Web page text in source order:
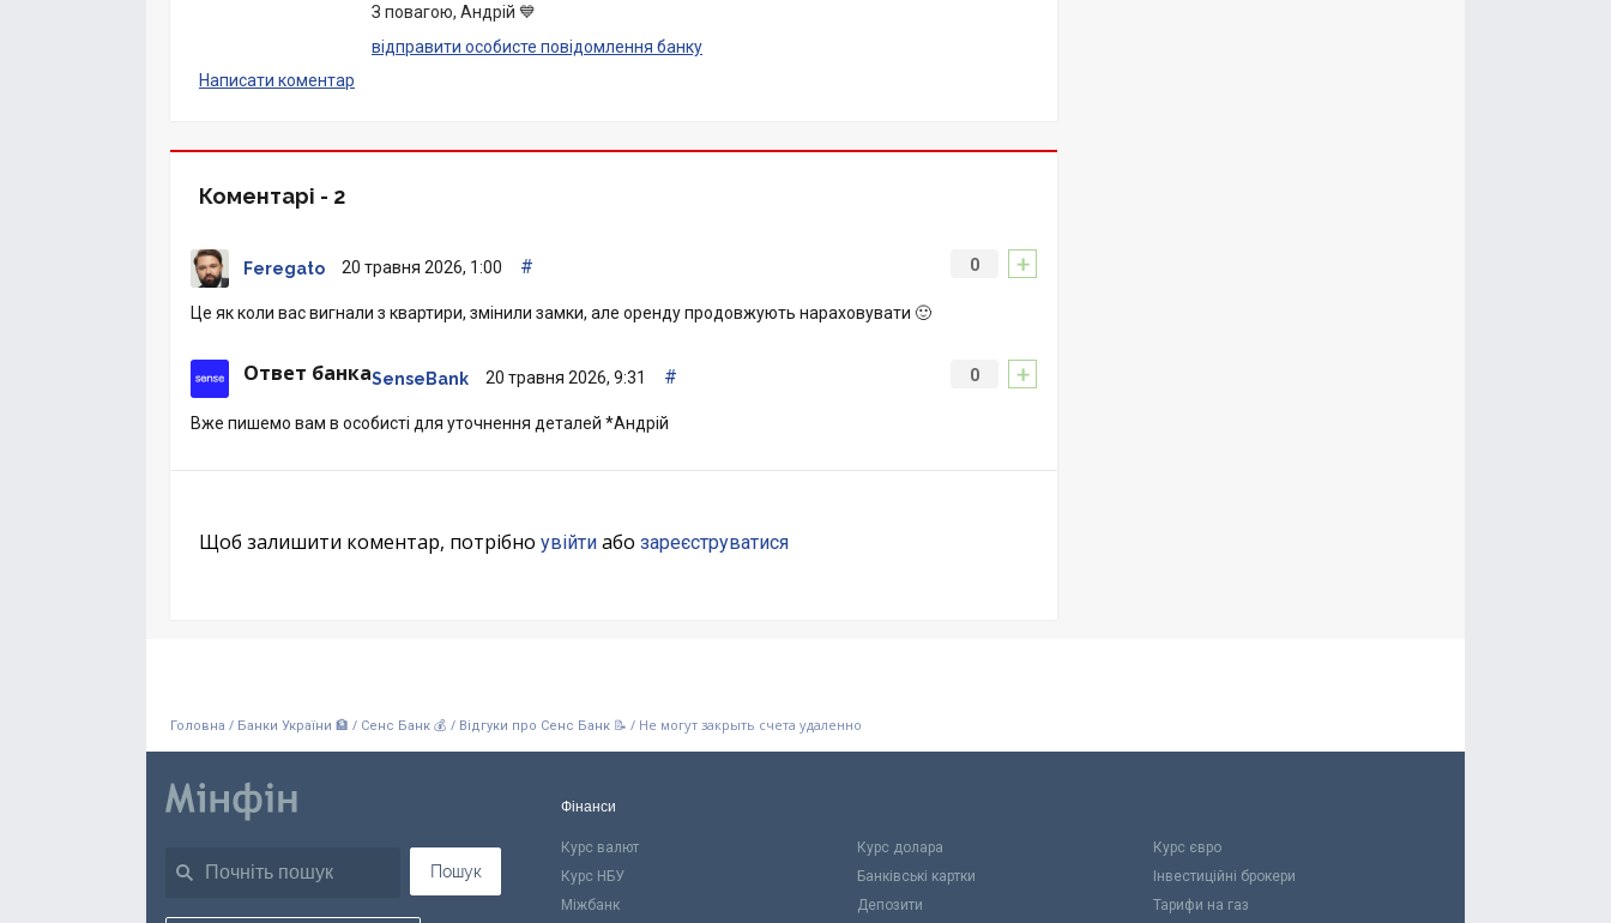
З повагою, Андрій 💙
відправити особисте повідомлення банку
Написати коментар
Коментарі - 2
+
0
Feregato 20 травня 2026, 1:00 #
Це як коли вас вигнали з квартири, змінили замки, але оренду продовжують нараховувати 🙂
+
0
Ответ банкаSenseBank 20 травня 2026, 9:31 #
Вже пишемо вам в особисті для уточнення деталей *Андрій
Щоб залишити коментар, потрібно увійти або зареєструватися
Головна / Банки України 🏦 / Сенс Банк 💰 / Відгуки про Сенс Банк 📝 / Не могут закрыть счета удаленно
Пошук
Фінанси
Курс валют Курс долара
Курс євро
Курс НБУ
Банківські картки
Інвестиційні брокери
Міжбанк
Депозити
Тарифи на газ